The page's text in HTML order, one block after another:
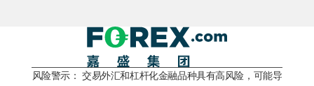
风险警示： 交易外汇和杠杆化金融品种具有高风险，可能导